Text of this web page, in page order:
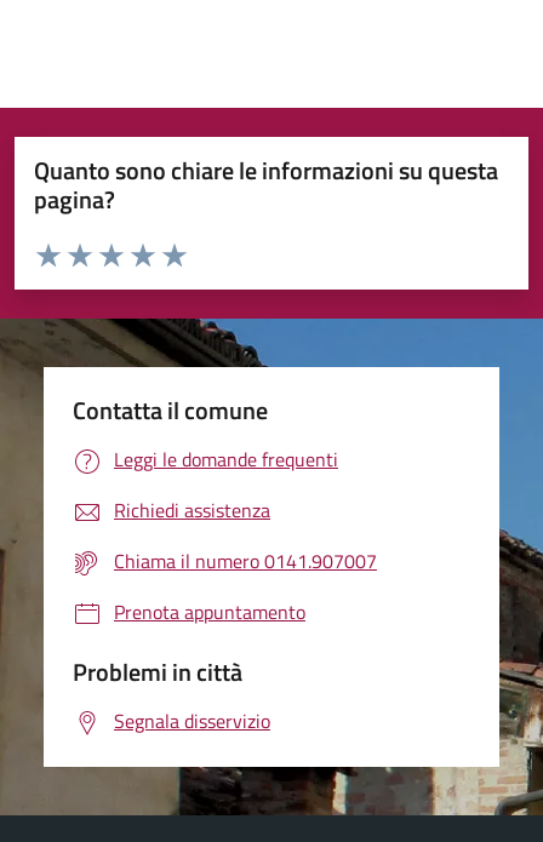
Quanto sono chiare le informazioni su questa
pagina?
Valuta da 1 a 5 stelle la pagina
Valuta 5 stelle su 5
Valuta 4 stelle su 5
Valuta 3 stelle su 5
Valuta 2 stelle su 5
Valuta 1 stelle su 5
Contatta il comune
Leggi le domande frequenti
Richiedi assistenza
Chiama il numero 0141.907007
Prenota appuntamento
Problemi in città
Segnala disservizio